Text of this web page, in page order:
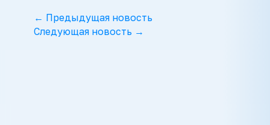
← Предыдущая новость
Следующая новость →